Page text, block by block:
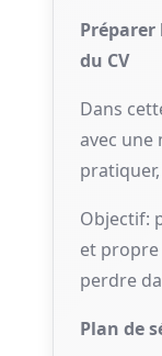
du CV
Dans
avec une
Objectif:
et propre
perdre
Plan de